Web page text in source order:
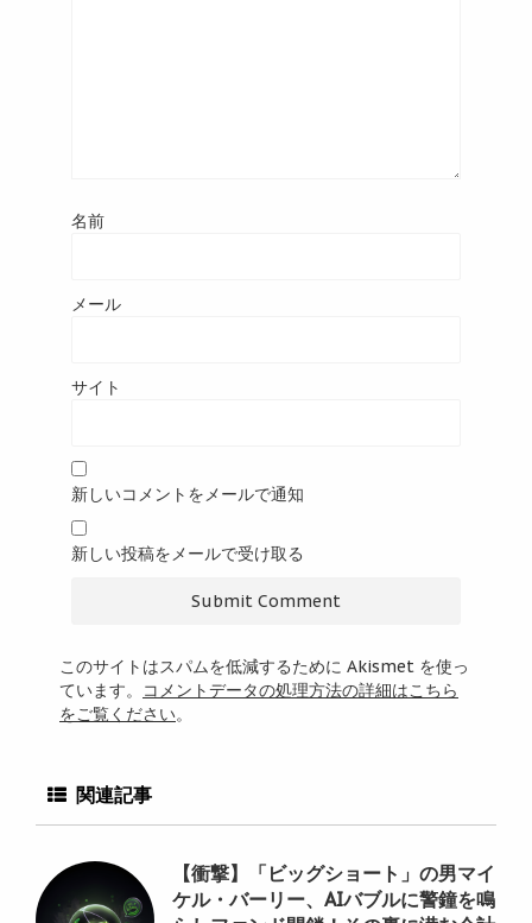
名前
メール
サイト
新しいコメントをメールで通知
新しい投稿をメールで受け取る
このサイトはスパムを低減するために Akismet を使っ
ています。
コメントデータの処理方法の詳細はこちら
をご覧ください。
関連記事
【衝撃】「ビッグショート」の男マイ
ケル・バーリー、AIバブルに警鐘を鳴